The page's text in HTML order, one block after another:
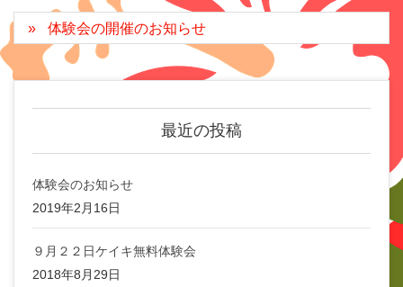
体験会の開催のお知らせ
最近の投稿
体験会のお知らせ
2019年2月16日
９月２２日ケイキ無料体験会
2018年8月29日